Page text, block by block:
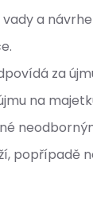
a
za
na
popřípadě